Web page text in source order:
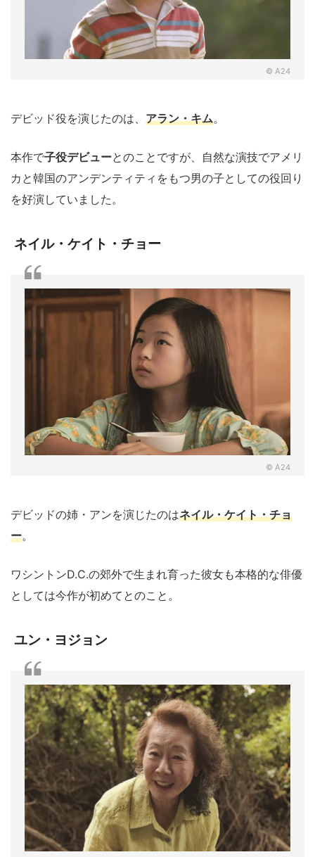
© A24
デビッド役を演じたのは、 アラン・キム。
本作で子役デビューとのことですが、自然な演技でアメリ
カと韓国のアンデンティティをもつ男の子としての役回り
を好演していました。
ネイル・ケイト・チョー
© A24
デビッドの姉・アンを演じたのはネイル・ケイト・チョ
ー。
ワシントンD.C.の郊外で生まれ育った彼女も本格的な俳優
としては今作が初めてとのこと。
ユン・ヨジョン